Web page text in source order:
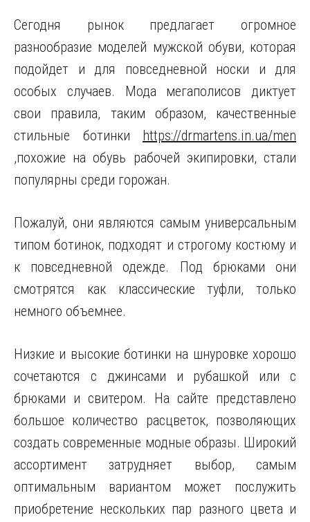
Сегодня рынок предлагает огромное
разнообразие моделей мужской обуви, которая
подойдет и для повседневной носки и для
особых случаев. Мода мегаполисов диктует
свои правила, таким образом, качественные
стильные ботинки https://drmartens.in.ua/men
,похожие на обувь рабочей экипировки, стали
популярны среди горожан.
Пожалуй, они являются самым универсальным
типом ботинок, подходят и строгому костюму и
к повседневной одежде. Под брюками они
смотрятся как классические туфли, только
немного объемнее.
Низкие и высокие ботинки на шнуровке хорошо
сочетаются с джинсами и рубашкой или с
брюками и свитером. На сайте представлено
большое количество расцветок, позволяющих
создать современные модные образы. Широкий
ассортимент затрудняет выбор, самым
оптимальным вариантом может послужить
приобретение нескольких пар разного цвета и